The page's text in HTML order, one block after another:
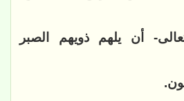
أن يلهم ذويهم الصبر